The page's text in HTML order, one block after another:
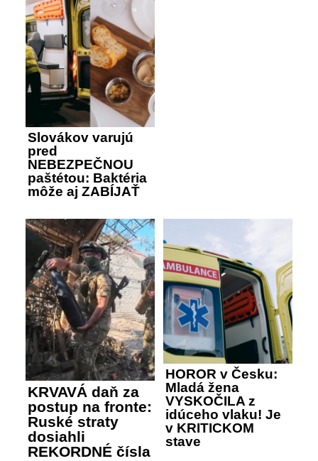
Slovákov varujú
pred
NEBEZPEČNOU
paštétou: Baktéria
môže aj ZABÍJAŤ
KRVAVÁ daň za
postup na fronte:
Ruské straty
dosiahli
REKORDNÉ čísla
HOROR v Česku:
Mladá žena
VYSKOČILA z
idúceho vlaku! Je
v KRITICKOM
stave